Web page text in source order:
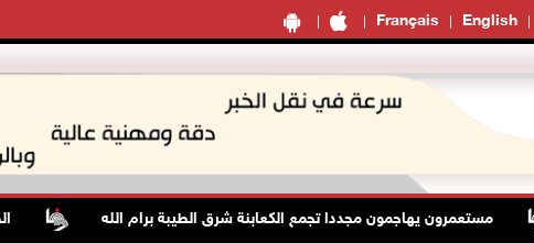
Français English
مستعمرون يهاجمون مجددا تجمع الكعابنة شرق الطيبة برام الله الطقس: